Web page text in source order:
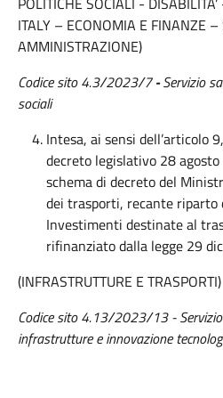
ITALY – ECONOMIA E FINANZE
AMMINISTRAZIONE)
Codice sito 4.3/2023/7-Servizio
sociali
Intesa, ai sensi dell’articolo
decreto legislativo 28
schema di decreto del
dei trasporti, recante riparto
Investimenti destinate al
rifinanziato dalla legge 29
(INFRASTRUTTURE E TRASPORTI)
Codice sito 4.13/2023/13 -
infrastrutture e innovazione